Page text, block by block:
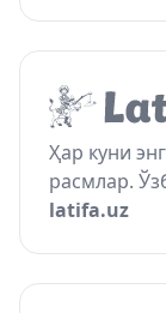
Ҳар куни
расмлар.
latifa.uz